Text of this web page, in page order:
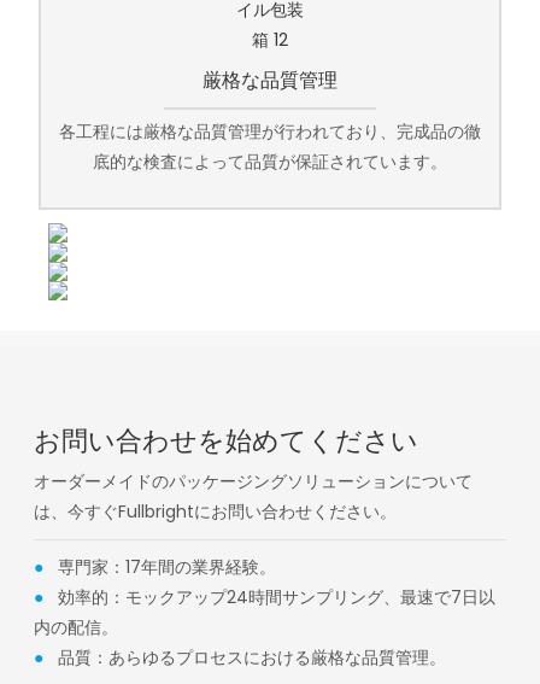
厳格な品質管理
各工程には厳格な品質管理が行われており、完成品の徹
底的な検査によって品質が保証されています。
お問い合わせを始めてください
オーダーメイドのパッケージングソリューションについて
は、今すぐFullbrightにお問い合わせください。
● 専門家：17年間の業界経験。
● 効率的：モックアップ24時間サンプリング、最速で7日以
内の配信。
● 品質：あらゆるプロセスにおける厳格な品質管理。